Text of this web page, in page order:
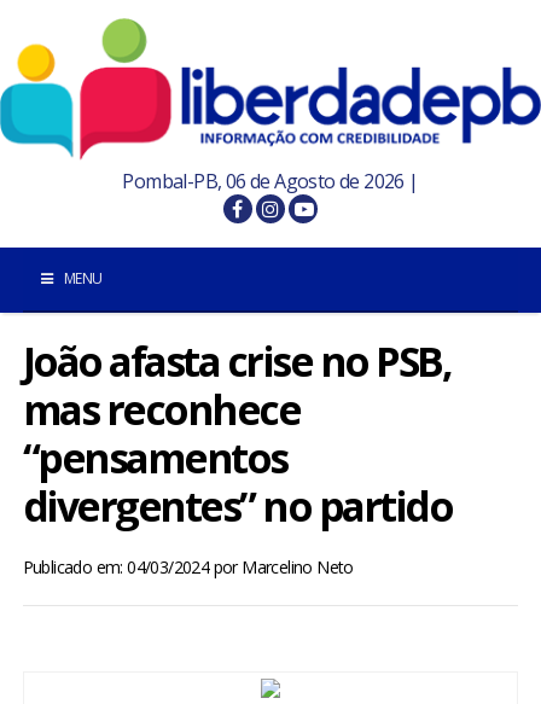
Pombal-PB, 06 de Agosto de 2026 |
MENU
INÍCIO
POMBAL E REGIÃO
PARAÍBA
João afasta crise no PSB,
mas reconhece
“pensamentos
divergentes” no partido
Publicado em: 04/03/2024porMarcelino Neto